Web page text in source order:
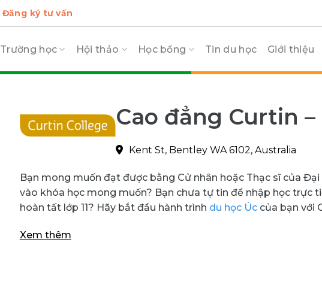
Đăng ký tư vấn
Trường học Hội thảo Học bổng Tin du học Giới thiệu
Cao đẳng Curtin –
Kent St, Bentley WA 6102, Australia
Bạn mong muốn đạt được bằng Cử nhân hoặc Thạc sĩ của
vào khóa học mong muốn? Bạn chưa tự tin để nhập học trực
hoàn tất lớp 11? Hãy bắt đầu hành trình du học Úccủa bạn với
Xem thêm